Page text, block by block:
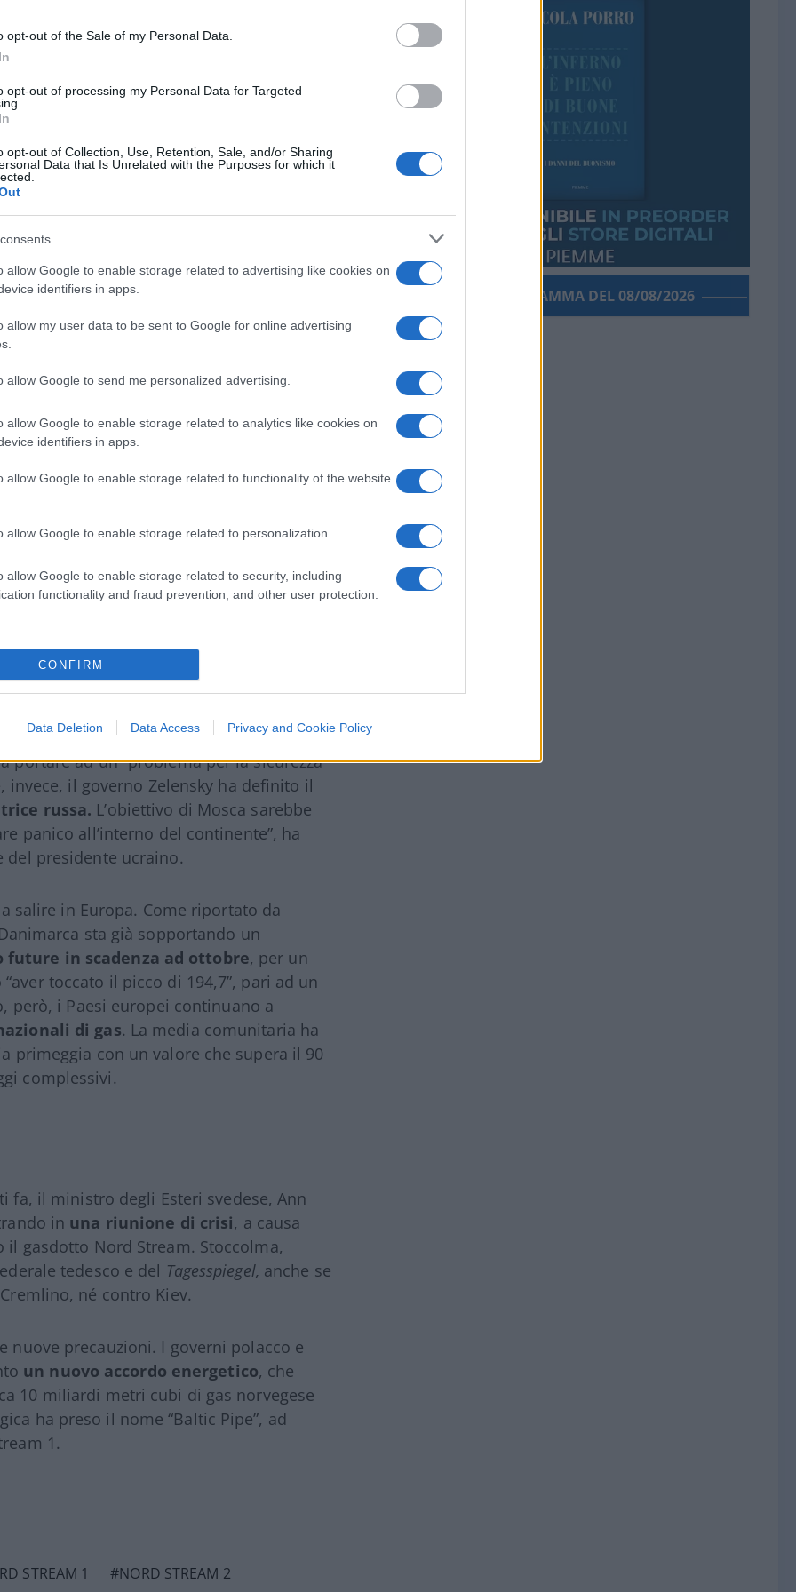
opt-out of the Sale of my Personal Data.
opt-out of processing my Personal Data for Targeted
opt-out of Collection, Use, Retention, Sale, and/or Sharing
Data that Is Unrelated with the Purposes for which it
allow Google to enable storage related to advertising like cookies on
identifiers in apps.
allow my user data to be sent to Google for online advertising
allow Google to send me personalized advertising.
allow Google to enable storage related to analytics like cookies on
identifiers in apps.
allow Google to enable storage related to functionality of the website
allow Google to enable storage related to personalization.
allow Google to enable storage related to security, including
functionality and fraud prevention, and other user protection.
CONFIRM
Data Deletion Data Access Privacy and Cookie Policy
27, 2022
ad avvolgere il fatto. IlTagesspiegelha
un
economico con Mosca; oppure,
di un
per cagionare ulteriori difficoltà
ha già annunciato l’impossibilità
operazioni di ripristino”, iniziando quindi
continue interruzioni delle forniture a
pare supportare la seconda tesi
calo di pressione,
può essere “una coincidenza”
anonime di Berlino al Tagesspiegel. E
non riesce a trovare uno scenario
fa pensare che non sia stato un caso”.
sia da Mosca, che di Kiev. Da una
un atteggiamento premuroso,
urgente”. Non è infondata
da parte delle forze ucraine, almeno
russa Peskov, il quale non ha
portare ad un “problema per la sicurezza
invece, il governo Zelensky ha definito il
russa. L’obiettivo di Mosca sarebbe
panico all’interno del continente”, ha
del presidente ucraino.
salire in Europa. Come riportato da
sta già sopportando un
in scadenza ad ottobre, per un
toccato il picco di 194,7”, pari ad un
però, i Paesi europei continuano a
di gas. La media comunitaria ha
primeggia con un valore che supera il 90
complessivi.
il ministro degli Esteri svedese, Ann
in una riunione di crisi, a causa
gasdotto Nord Stream. Stoccolma,
tedesco e del Tagesspiegel, anche se
né contro Kiev.
nuove precauzioni. I governi polacco e
un nuovo accordo energetico, che
10 miliardi metri cubi di gas norvegese
ha preso il nome “Baltic Pipe”, ad
1.
STREAM 1
#NORD STREAM 2
PORROGRAMMA DEL 08/08/2026